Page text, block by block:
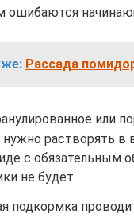
ошибаются
Рассада
или
нужно растворять в
с обязательным
не будет.
подкормка